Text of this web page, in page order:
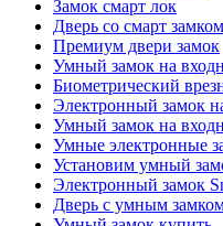
Замок смарт лок
Дверь со смарт замком
Премиум двери замок
Умный замок на
Биометрический
Электронный замок
Умный замок на
Умные электронные
Установим умный
Электронный замок
Дверь с умным